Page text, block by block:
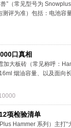
”（常见型号为
评为准）包括：电池容
口真相
大板砖（常见称呼：
烟油容量、以及面向
项检验清单
Hammer 系列）主打“